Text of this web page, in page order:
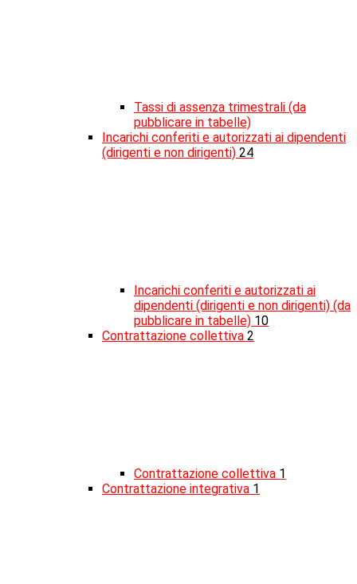
Tassi di assenza trimestrali (da
pubblicare in tabelle)
Incarichi conferiti e autorizzati ai dipendenti
(dirigenti e non dirigenti) 24
Incarichi conferiti e autorizzati ai
dipendenti (dirigenti e non dirigenti) (da
pubblicare in tabelle) 10
Contrattazione collettiva 2
Contrattazione collettiva 1
Contrattazione integrativa 1